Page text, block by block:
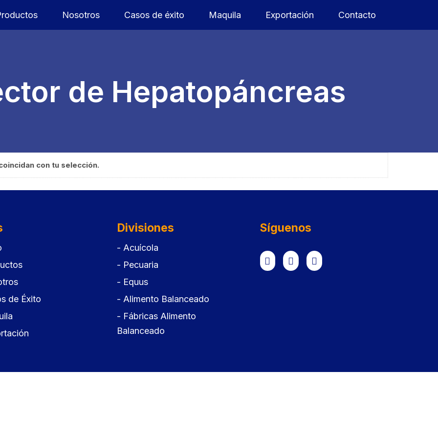
Nosotros Casos de éxito Maquila Exportación Contacto
de Hepatopáncreas
con tu selección.
de Éxito
Divisiones
- Acuícola
- Pecuaria
- Equus
- Alimento Balanceado
- Fábricas Alimento
Balanceado
Síguenos